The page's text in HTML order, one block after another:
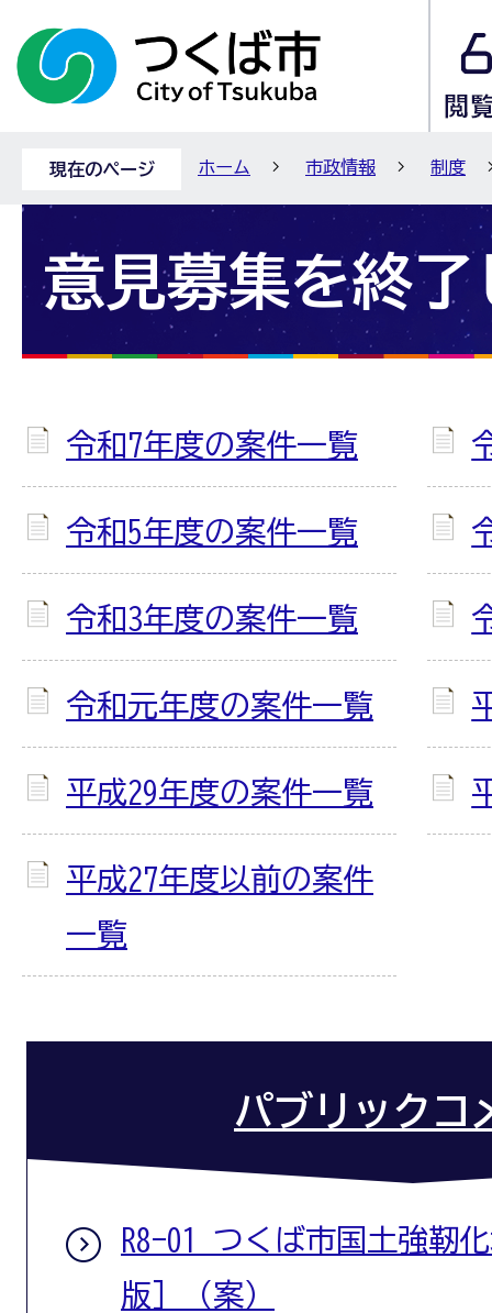
現在のページ ホーム 市政情報 制度
意見募集を終了
令和7年度の案件一覧
令和5年度の案件一覧
令和3年度の案件一覧
令和元年度の案件一覧
平成29年度の案件一覧
平成27年度以前の案件
一覧
パブリックコ
R8-01 つくば市国土強靭
版］（案）